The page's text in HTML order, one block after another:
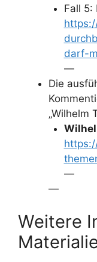
Fall 5:
darf-
—
Die
„Wilhelm
—
—
Weitere